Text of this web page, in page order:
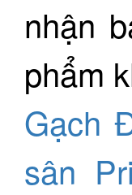
nhận
phẩm
Gạch
sân